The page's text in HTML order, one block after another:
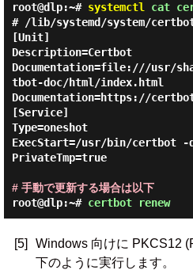
root@dlp:~# systemctl cat
# /lib/systemd/system/
[Unit]
Description=Certbot
Documentation=file:///usr/
tbot-doc/html/index.html
Documentation=https://
[Service]
Type=oneshot
ExecStart=/usr/bin/certbot -
PrivateTmp=true
# 手動で更新する場合は以下
root@dlp:~# certbot renew
[5]
Windows 向けに PKCS12
下のように実行します。